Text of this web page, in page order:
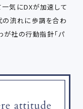
一気にDXが加速して
の流れに歩調を合わ
が社の行動指針「パ